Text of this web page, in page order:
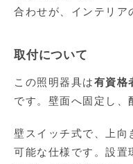
合わせが、インテリア
取付について
この照明器具は有資格
です。壁面へ固定し、
壁スイッチ式で、上向
可能な仕様です。設置